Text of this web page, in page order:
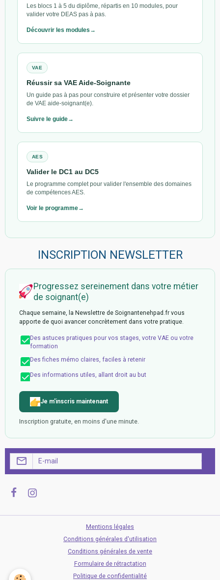
Les blocs 1 à 5 du diplôme, répartis en 10 modules, pour
valider votre DEAS pas à pas.
Découvrir les modules
VAE
Réussir sa VAE Aide-Soignante
Un guide pas à pas pour construire et présenter votre dossier
de VAE aide-soignant(e).
Suivre le guide
AES
Valider le DC1 au DC5
Le programme complet pour valider l'ensemble des domaines
de compétences AES.
Voir le programme
INSCRIPTION NEWSLETTER
Progressez sereinement dans votre métier
de soignant(e)
Chaque semaine, la Newslettre de Soignantenehpad.fr vous
apporte de quoi avancer concrètement dans votre pratique.
Des astuces pratiques pour vos stages, votre VAE ou votre
formation
Des fiches mémo claires, faciles à retenir
Des informations utiles, allant droit au but
Je m'inscris maintenant
Inscription gratuite, en moins d'une minute.
OK
Mentions légales
Conditions générales d'utilisation
Conditions générales de vente
Formulaire de rétractation
Politique de confidentialité